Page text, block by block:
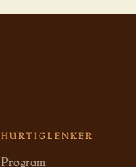
HURTIGLENKER
Program